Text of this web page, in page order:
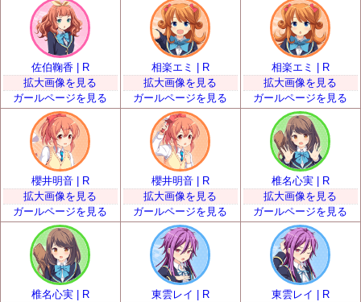
佐伯鞠香 | R
拡大画像を見る
ガールページを見る
相楽エミ | R
拡大画像を見る
ガールページを見る
相楽エミ | R
拡大画像を見る
ガールページを見る
櫻井明音 | R
拡大画像を見る
ガールページを見る
櫻井明音 | R
拡大画像を見る
ガールページを見る
椎名心実 | R
拡大画像を見る
ガールページを見る
椎名心実 | R
東雲レイ | R
東雲レイ | R